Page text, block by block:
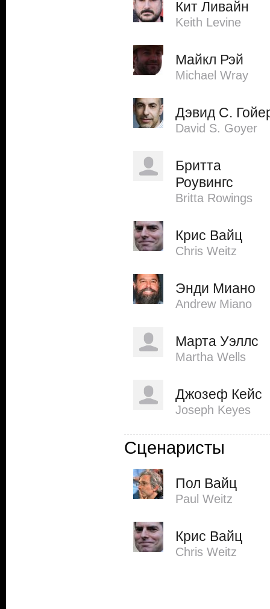
Кит Ливайн
Keith Levine
Майкл Рэй
Michael Wray
Дэвид С.
David S. Goyer
Бритта
Роувингс
Britta Rowings
Крис Вайц
Chris Weitz
Энди Миано
Andrew Miano
Марта Уэллс
Martha Wells
Джозеф Кейс
Joseph Keyes
Сценаристы
Пол Вайц
Paul Weitz
Крис Вайц
Chris Weitz